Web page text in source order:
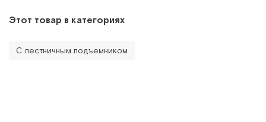
Этот товар в категориях
С лестничным подъемником